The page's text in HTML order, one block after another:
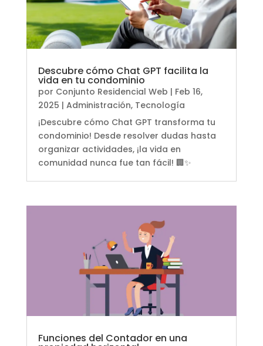
Descubre cómo Chat GPT facilita la
vida en tu condominio
por Conjunto Residencial Web | Feb 16,
2025 | Administración, Tecnología
¡Descubre cómo Chat GPT transforma tu
condominio! Desde resolver dudas hasta
organizar actividades, ¡la vida en
comunidad nunca fue tan fácil! 🏢✨
Funciones del Contador en una